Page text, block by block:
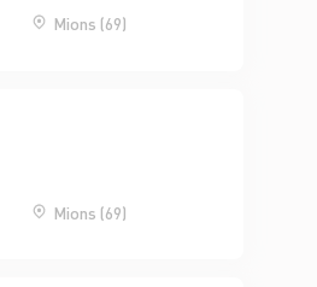
Mions (69)
Mions (69)